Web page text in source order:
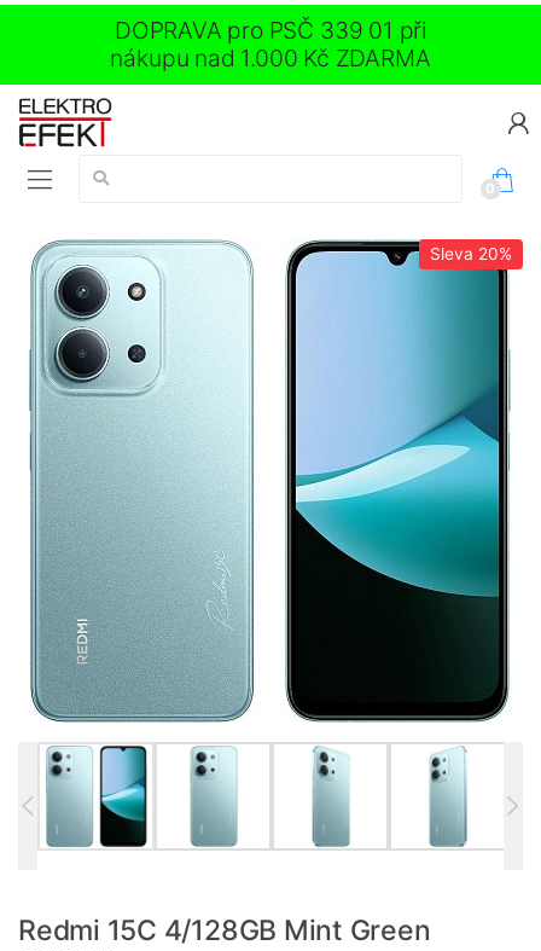
DOPRAVA pro PSČ 339 01 při
nákupu nad 1.000 Kč ZDARMA
Vyhledávání:
0
Sleva 20%
Redmi 15C 4/128GB Mint Green